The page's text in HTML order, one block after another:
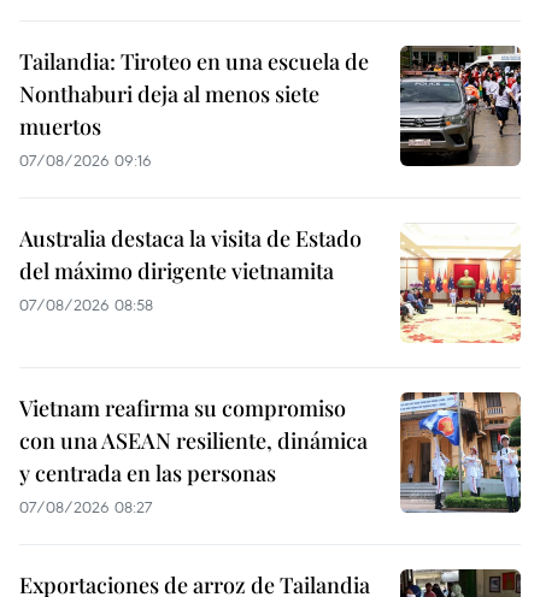
Tailandia: Tiroteo en una escuela de
Nonthaburi deja al menos siete
muertos
07/08/2026 09:16
Australia destaca la visita de Estado
del máximo dirigente vietnamita
07/08/2026 08:58
Vietnam reafirma su compromiso
con una ASEAN resiliente, dinámica
y centrada en las personas
07/08/2026 08:27
Exportaciones de arroz de Tailandia